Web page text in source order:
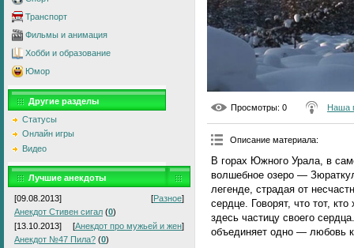
Транспорт
Фильмы и анимация
Хобби и образование
Юмор
Другие разделы
Статусы
Онлайн игры
Видео
Лучшие анекдоты
[09.08.2013] [Разное]
Анекдот Стивен сигал (0)
[13.10.2013]
[Анекдот про мужьей и жен]
Анекдот №47 Пила? (0)
Просмотры: 0 Наша
Описание материала:
В горах Южного Урала, в
волшебное озеро —
легенде, страдая от
сердце. Говорят, что тот,
здесь частицу своего
объединяет одно — любовь